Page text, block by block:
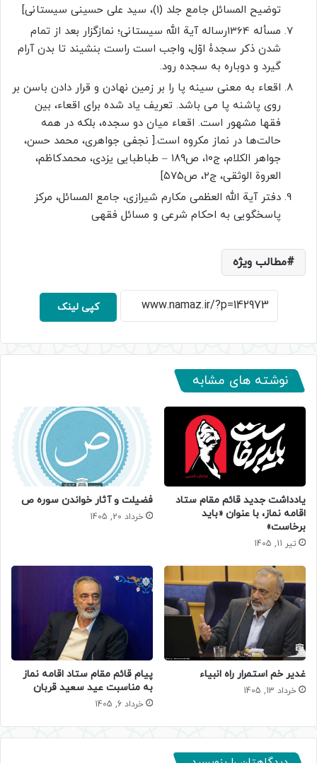
توضیح المسائل جامع جلد (1)، سید علی حسینی سیستانی]
مسأله 1364رساله آیة الله سیستانی؛ نمازگزار بعد از تمام
شدن ذکر سجدۀ اوّل، واجب است راست بنشیند تا بدن آرام
گیرد و دوباره به سجده رود.
اقعاء به معنی سینه پا را بر زمین نهادن و قرار دادن باسن بر
روی پاشنه پا می باشد. تعریف یاد شده برای اقعاء، بین
فقها مشهور است. اقعاء میان دو سجده، بلکه در همه
حالت‌ها در نماز مکروه است.[ نجفی جواهری، محمد حسن،
جواهر الکلام، ج۱۰، ص۱۸۹ – طباطبایی یزدی، محمدکاظم،
العروة الوثقی، ج۲، ص۵۷۵]
دفتر آیة الله العظمی مکارم شیرازی، جامع المسائل، مرکز
پاسخگویی به احکام شرعی و مسائل فقهی
مطالب ویژه
کپی لینک
نوشته های مشابه
یادداشت جدید قائم مقام ستاد
اقامه نماز، با عنوان «باید
برخاست»
تیر 11, 1405
فضیلت و آثار خواندن سوره ص
خرداد 20, 1405
غدیر خم استمرار راه انبیاء
خرداد 13, 1405
پیام قائم مقام ستاد اقامه نماز
به مناسبت عید سعید قربان
خرداد 6, 1405